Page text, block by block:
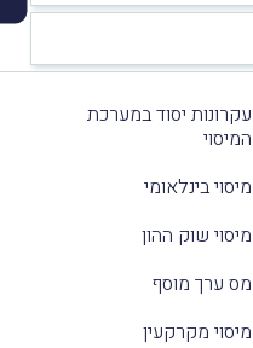
עקרונות יסוד במערכת
המיסוי
מיסוי בינלאומי
מיסוי שוק ההון
מס ערך מוסף
מיסוי מקרקעין